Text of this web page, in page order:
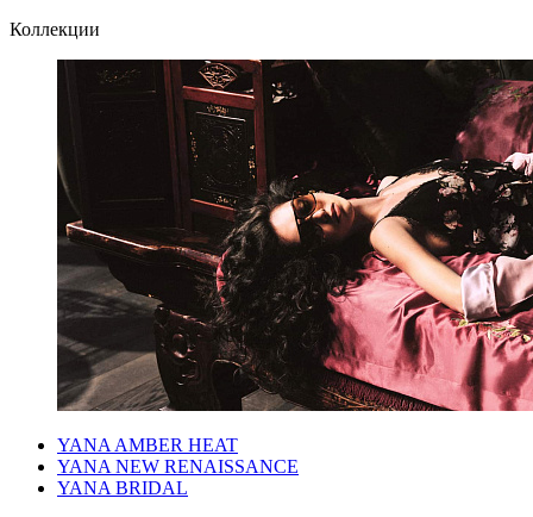
Коллекции
YANA AMBER HEAT
YANA NEW RENAISSANCE
YANA BRIDAL